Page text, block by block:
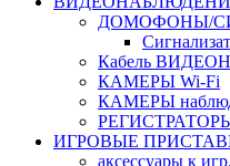
ДОМОФОНЫ/
Кабель
КАМЕРЫ Wi-Fi
КАМЕРЫ
ИГРОВЫЕ
аксесcуары к